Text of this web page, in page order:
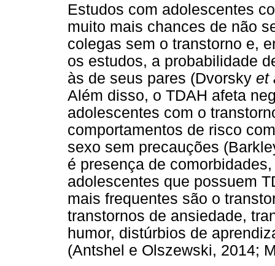
Estudos com adolescentes
muito mais chances de não
colegas sem o transtorno e,
os estudos, a probabilidade
às de seus pares (Dvorsky et
Além disso, o TDAH afeta
adolescentes com o
comportamentos de risco
sexo sem precauções
é presença de
adolescentes que possuem
mais frequentes são o
transtornos de ansiedade,
humor, distúrbios de
(Antshel e Olszewski, 2014;